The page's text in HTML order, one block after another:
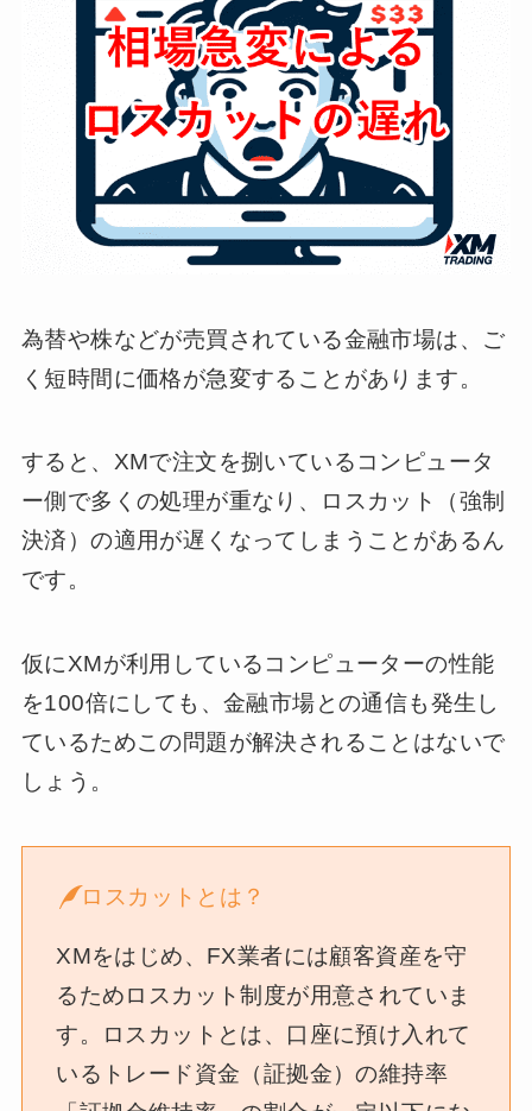
為替や株などが売買されている金融市場は、ご
く短時間に価格が急変することがあります。
すると、XMで注文を捌いているコンピュータ
ー側で多くの処理が重なり、ロスカット（強制
決済）の適用が遅くなってしまうことがあるん
です。
仮にXMが利用しているコンピューターの性能
を100倍にしても、金融市場との通信も発生し
ているためこの問題が解決されることはないで
しょう。
ロスカットとは？
XMをはじめ、FX業者には顧客資産を守
るためロスカット制度が用意されていま
す。ロスカットとは、口座に預け入れて
いるトレード資金（証拠金）の維持率